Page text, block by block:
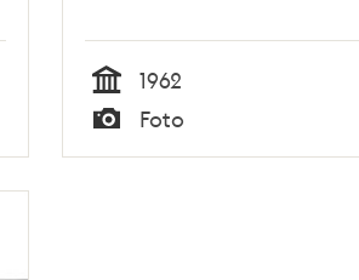
Tid
1962
Typ
Foto